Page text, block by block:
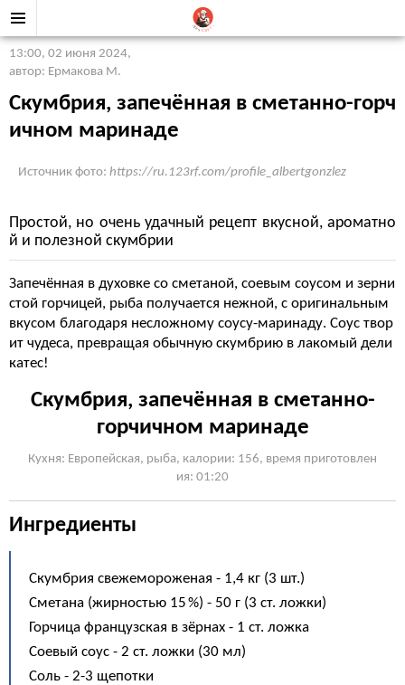
13:00, 02 июня 2024,
автор: Ермакова М.
Скумбрия, запечённая в сметанно-горч
ичном маринаде
Источник фото: https://ru.123rf.com/profile_albertgonzlez
Простой, но очень удачный рецепт вкусной, ароматно
й и полезной скумбрии
Запечённая в духовке со сметаной, соевым соусом и зерни
стой горчицей, рыба получается нежной, с оригинальным
вкусом благодаря несложному соусу-маринаду. Соус твор
ит чудеса, превращая обычную скумбрию в лакомый дели
катес!
Скумбрия, запечённая в сметанно-
горчичном маринаде
Кухня: Европейская, рыба, калории: 156, время приготовлен
ия: 01:20
Ингредиенты
Скумбрия свежемороженая - 1,4 кг (3 шт.)
Сметана (жирностью 15 %) - 50 г (3 ст. ложки)
Горчица французская в зёрнах - 1 ст. ложка
Соевый соус - 2 ст. ложки (30 мл)
Соль - 2-3 щепотки